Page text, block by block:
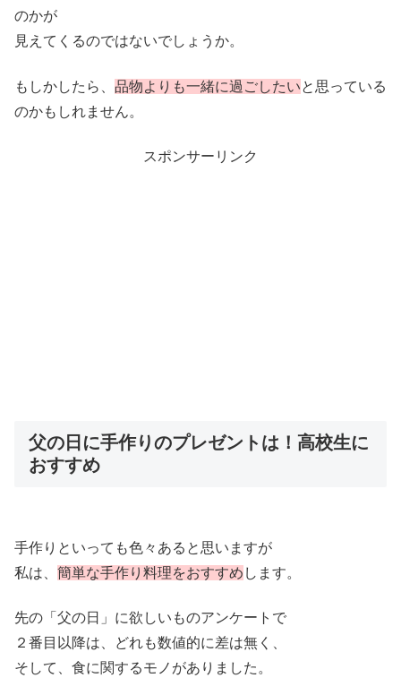
のかが
見えてくるのではないでしょうか。
もしかしたら、 品物よりも一緒に過ごしたいと思っている
のかもしれません。
スポンサーリンク
父の日に手作りのプレゼントは！高校生に
おすすめ
手作りといっても色々あると思いますが
私は、 簡単な手作り料理をおすすめ します。
先の「父の日」に欲しいものアンケートで
２番目以降は、どれも数値的に差は無く、
そして、食に関するモノがありました。